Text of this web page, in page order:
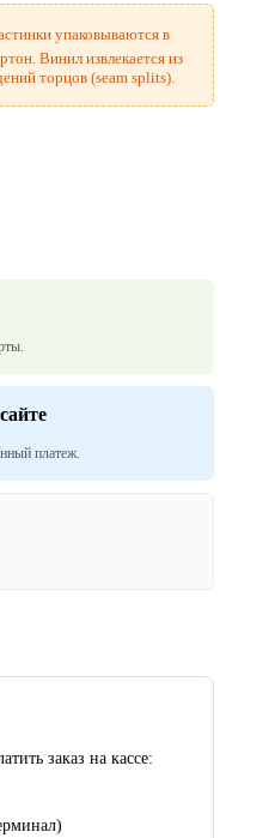
упаковываются в
Винил извлекается из
торцов (seam splits).
платеж.
заказ на кассе: